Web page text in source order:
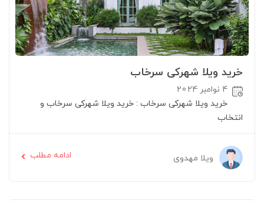
خرید ویلا شهرکی سرخاب
4 نوامبر 2024
خرید ویلا شهرکی سرخاب : خرید ویلا شهرکی سرخاب و
انتخاب
ویلا مهدوی ادامه مطلب